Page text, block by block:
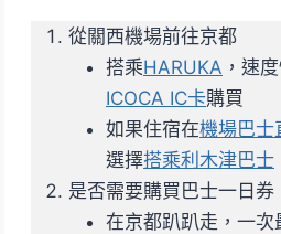
從關西機場前往京都
搭乘HARUKA ，速
ICOCA IC卡購買
如果住宿在機場巴士
選擇搭乘利木津巴士
是否需要購買巴士一日券
在京都趴趴走，一